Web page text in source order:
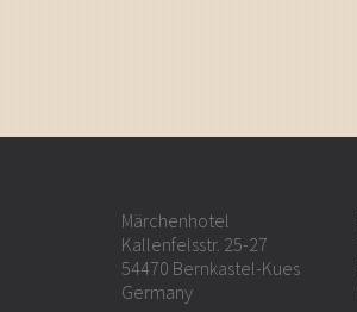
Märchenhotel
Kallenfelsstr. 25-27
54470 Bernkastel-Kues
Germany